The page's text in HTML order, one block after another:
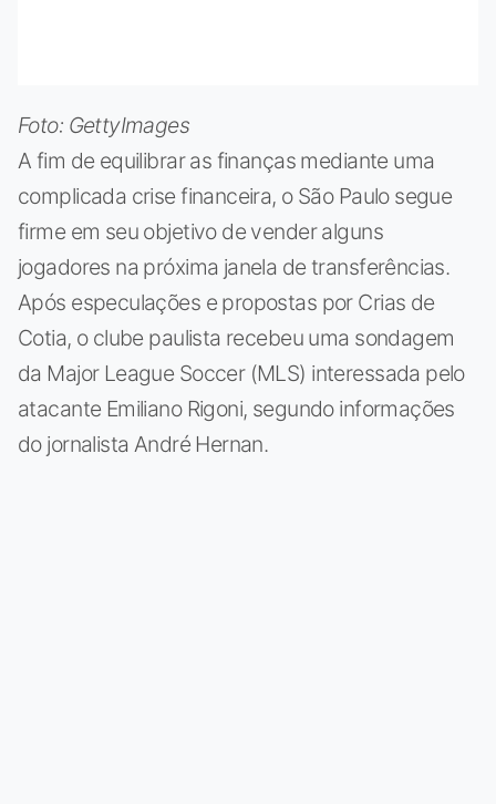
Foto: GettyImages
A fim de equilibrar as finanças mediante uma
complicada crise financeira, o São Paulo segue
firme em seu objetivo de vender alguns
jogadores na próxima janela de transferências.
Após especulações e propostas por Crias de
Cotia, o clube paulista recebeu uma sondagem
da Major League Soccer (MLS) interessada pelo
atacante Emiliano Rigoni, segundo informações
do jornalista André Hernan.